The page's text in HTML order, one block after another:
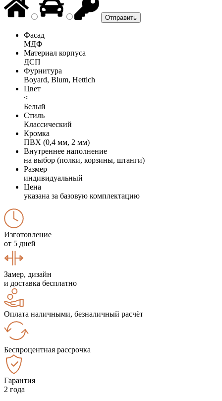
Фасад
МДФ
Материал корпуса
ДСП
Фурнитура
Boyard, Blum, Hettich
Цвет
<
Белый
Стиль
Классический
Кромка
ПВХ (0,4 мм, 2 мм)
Внутреннее наполнение
на выбор (полки, корзины, штанги)
Размер
индивидуальный
Цена
указана за базовую комплектацию
Изготовление
от 5 дней
Замер, дизайн
и доставка бесплатно
Оплата наличными, безналичный расчёт
Беспроцентная рассрочка
Гарантия
2 года